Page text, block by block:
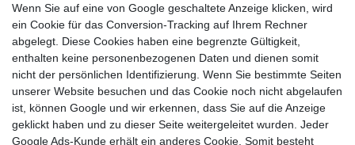
Wenn Sie auf eine von Google geschaltete Anzeige klicken, wird
ein Cookie für das Conversion-Tracking auf Ihrem Rechner
abgelegt. Diese Cookies haben eine begrenzte Gültigkeit,
enthalten keine personenbezogenen Daten und dienen somit
nicht der persönlichen Identifizierung. Wenn Sie bestimmte Seiten
unserer Website besuchen und das Cookie noch nicht abgelaufen
ist, können Google und wir erkennen, dass Sie auf die Anzeige
geklickt haben und zu dieser Seite weitergeleitet wurden. Jeder
Google Ads-Kunde erhält ein anderes Cookie. Somit besteht